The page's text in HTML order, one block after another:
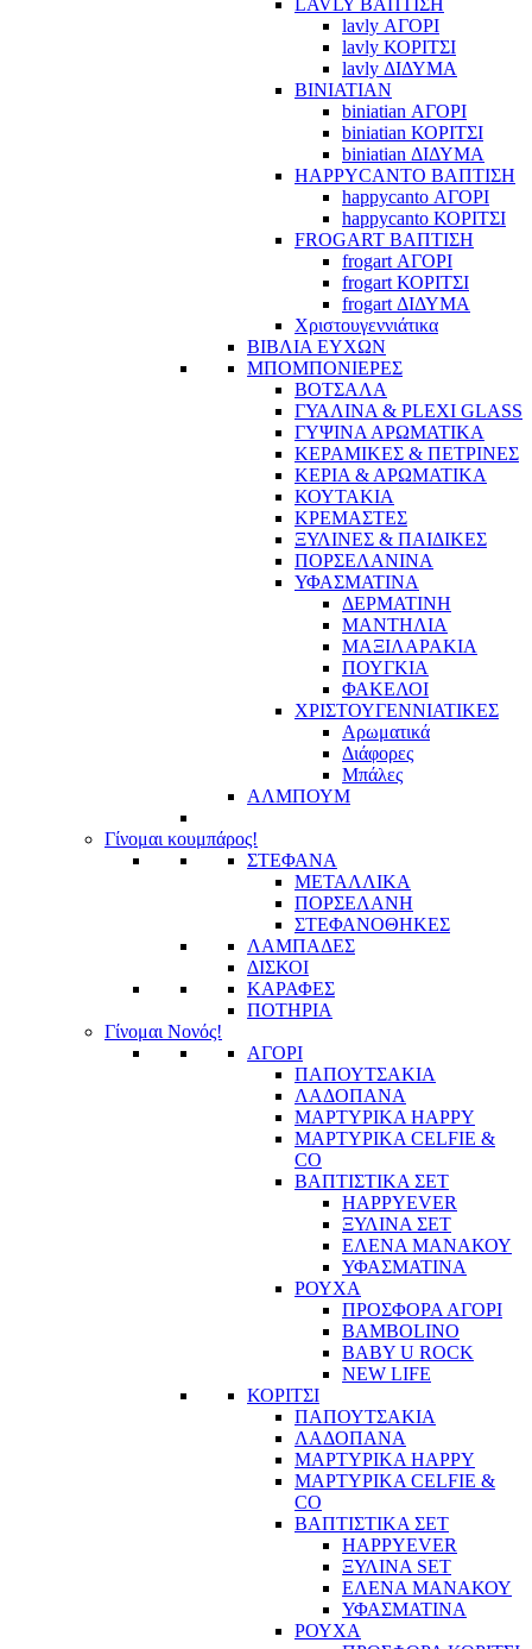
lavly ΑΓΟΡΙ
lavly ΚΟΡΙΤΣΙ
lavly ΔΙΔΥΜΑ
BINIATIAN
biniatian ΑΓΟΡΙ
biniatian ΚΟΡΙΤΣΙ
biniatian ΔΙΔΥΜΑ
HAPPYCANTO ΒΑΠΤΙΣΗ
happycanto ΑΓΟΡΙ
happycanto ΚΟΡΙΤΣΙ
FROGART ΒΑΠΤΙΣΗ
frogart ΑΓΟΡΙ
frogart ΚΟΡΙΤΣΙ
frogart ΔΙΔΥΜΑ
Χριστουγεννιάτικα
ΒΙΒΛΙΑ ΕΥΧΩΝ
ΜΠΟΜΠΟΝΙΕΡΕΣ
ΒΟΤΣΑΛΑ
ΓΥΑΛΙΝΑ & PLEXI GLASS
ΓΥΨΙΝΑ ΑΡΩΜΑΤΙΚΑ
ΚΕΡΑΜΙΚΕΣ & ΠΕΤΡΙΝΕΣ
ΚΕΡΙΑ & ΑΡΩΜΑΤΙΚΑ
ΚΟΥΤΑΚΙΑ
ΚΡΕΜΑΣΤΕΣ
ΞΥΛΙΝΕΣ & ΠΑΙΔΙΚΕΣ
ΠΟΡΣΕΛΑΝΙΝΑ
ΥΦΑΣΜΑΤΙΝA
ΔΕΡΜΑΤΙΝΗ
ΜΑΝΤΗΛΙΑ
ΜΑΞΙΛΑΡΑΚΙΑ
ΠΟΥΓΚΙΑ
ΦΑΚΕΛΟΙ
ΧΡΙΣΤΟΥΓΕΝΝΙΑΤΙΚΕΣ
Αρωματικά
Διάφορες
Μπάλες
ΑΛΜΠΟΥΜ
Γίνομαι κουμπάρος!
ΣΤΕΦΑΝΑ
ΜΕΤΑΛΛΙΚΑ
ΠΟΡΣΕΛΑΝΗ
ΣΤΕΦΑΝΟΘΗΚΕΣ
ΛΑΜΠΑΔΕΣ
ΔΙΣΚΟΙ
ΚΑΡΑΦΕΣ
ΠΟΤΗΡΙΑ
Γίνομαι Νονός!
ΑΓΟΡΙ
ΠΑΠΟΥΤΣΑΚΙΑ
ΛΑΔΟΠΑΝΑ
ΜΑΡΤΥΡΙΚΑ HAPPY
ΜΑΡΤΥΡΙΚΑ CELFIE &
CO
ΒΑΠΤΙΣΤΙΚΑ ΣΕΤ
HAPPYEVER
ΞΥΛΙΝΑ ΣΕΤ
ΕΛΕΝΑ ΜΑΝΑΚΟΥ
ΥΦΑΣΜΑΤΙΝΑ
ΡΟΥΧΑ
ΠΡΟΣΦΟΡΑ ΑΓΟΡΙ
BAMBOLINO
BABY U ROCK
NEW LIFE
ΚΟΡΙΤΣΙ
ΠΑΠΟΥΤΣΑΚΙΑ
ΛΑΔΟΠΑΝΑ
ΜΑΡΤΥΡΙΚΑ HAPPY
ΜΑΡΤΥΡΙΚΑ CELFIE &
CO
ΒΑΠΤΙΣΤΙΚΑ ΣΕΤ
HAPPYEVER
ΞΥΛΙΝΑ SET
ΕΛΕΝΑ ΜΑΝΑΚΟΥ
ΥΦΑΣΜΑΤΙΝΑ
ΡΟΥΧΑ